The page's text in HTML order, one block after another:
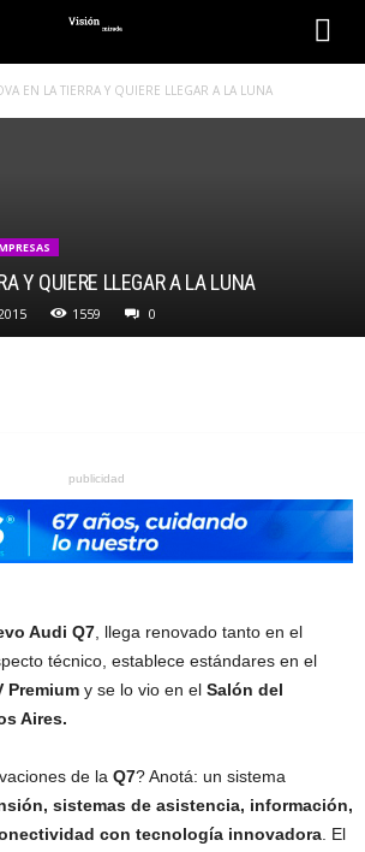
EN LA TIERRA Y QUIERE LLEGAR A LA LUNA
Y QUIERE LLEGAR A LA LUNA
1559 0
publicidad
Audi Q7 , llega renovado tanto en el
técnico, establece estándares en el
Premium y se lo vio en el Salón del
Aires.
de la Q7? Anotá: un sistema
sistemas de asistencia, información,
con tecnología innovadora . El